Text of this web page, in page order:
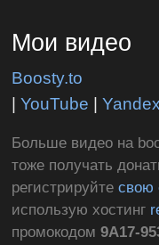
Мои видео
Boosty.to
|YouTube |
Больше видео на
тоже получать
регистрируйтесвою
использую хостинг
промокодом9A17-